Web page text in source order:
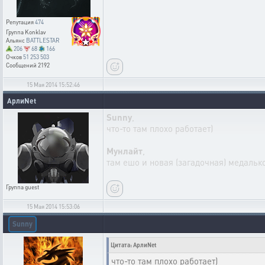
Репутация474
Группа Konklav
Альянс BATTLESTAR
206
68
166
Очков 51 253 503
Сообщений 2192
15 Мая 2014 15:52:46
АрлиNet
Группаguest
Sunny,
что-то там плохо работает)
Мунлайт,
там ешо и новая (загадочная)
15 Мая 2014 15:53:06
Sunny
Цитата: АрлиNet
что-то там плохо работает)